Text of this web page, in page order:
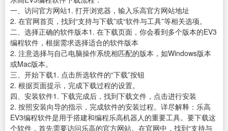
一、访问官方网站1. 打开浏览器，输入乐高官方网站地址
2. 在官网首页，找到“支持与下载”或“软件与工具”等相关选项。
二、选择正确的软件版本1. 在下载页面，你会看到多个版本的EV3
编程软件，根据需求选择适合的软件版本
2. 注意选择与自己电脑操作系统相匹配的版本，如Windows版本
或Mac版本。
三、开始下载1. 点击所选软件的“下载”按钮
2. 根据页面提示，完成下载过程的设置。
四、安装软件1. 下载完成后，找到下载文件，点击进行安装
2. 按照安装向导的指示，完成软件的安装过程。详尽解释：乐高
EV3编程软件是用于搭建和编程乐高机器人的重要工具。要下载这
个软件，首先需要访问乐高的官方网站。在官网中，找到“支持与